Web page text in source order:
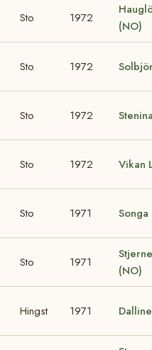
Sto 1972
(NO)
Sto 1972
Sto 1972
Sto 1972 Vikan
Sto 1971
Sto 1971
(NO)
Hingst 1971